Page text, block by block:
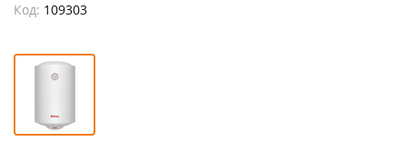
Код: 109303
График платежей
Сегодня